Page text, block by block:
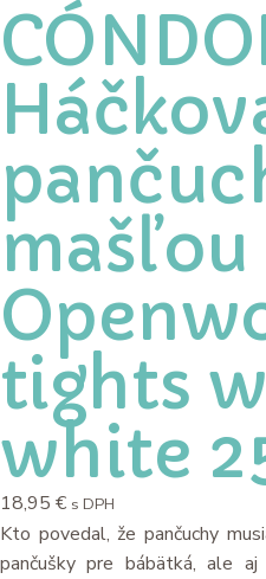
tights
white
18,95 € s DPH
Kto povedal, že pančuchy
pančušky pre bábätká, ale